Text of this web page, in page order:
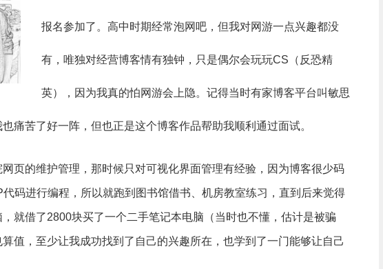
报名参加了。高中时期经常泡网吧，但我对网游一点兴趣都没
有，唯独对经营博客情有独钟，只是偶尔会玩玩CS（反恐精
英），因为我真的怕网游会上隐。记得当时有家博客平台叫敏思
痛苦了好一阵，但也正是这个博客作品帮助我顺利通过面试。
页的维护管理，那时候只对可视化界面管理有经验，因为博客很少码
码进行编程，所以就跑到图书馆借书、机房教室练习，直到后来觉得
就借了2800块买了一个二手笔记本电脑（当时也不懂，估计是被骗
值，至少让我成功找到了自己的兴趣所在，也学到了一门能够让自己